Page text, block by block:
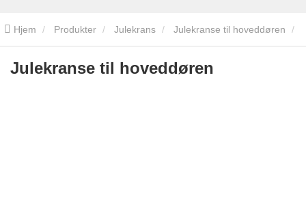
Hjem Produkter Julekrans Julekranse til hoveddøren
Julekranse til hoveddøren
Julekranse til hoveddøren